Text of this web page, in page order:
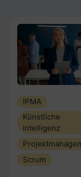
IPMA
Künstliche
Intelligenz
Scrum